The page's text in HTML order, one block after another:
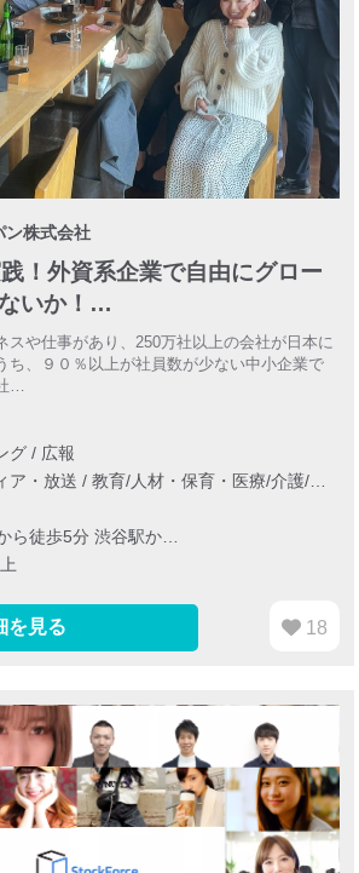
ン株式会社
！外資系企業で自由にグロー
いか！…
スや仕事があり、250万社以上の会社が日本に
ち、９０％以上が社員数が少ない中小企業で
…
グ / 広報
ア・放送 /教育/人材・保育・医療/介護/福祉
ら徒歩5分 渋谷駅か…
を見る 18